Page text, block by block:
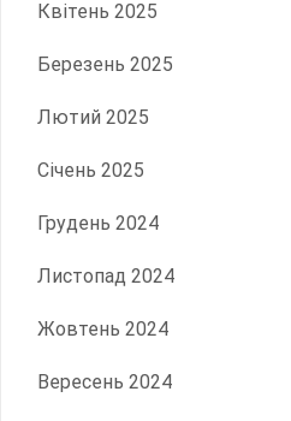
Квітень 2025
Березень 2025
Лютий 2025
Січень 2025
Грудень 2024
Листопад 2024
Жовтень 2024
Вересень 2024